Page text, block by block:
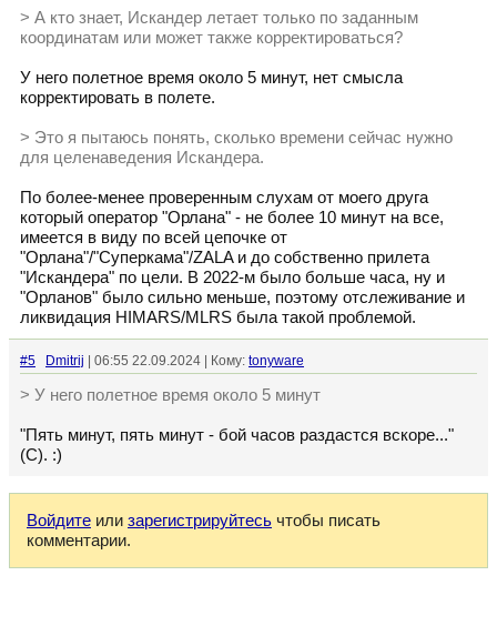
> А кто знает, Искандер летает только по заданным
координатам или может также корректироваться?
У него полетное время около 5 минут, нет смысла
корректировать в полете.
> Это я пытаюсь понять, сколько времени сейчас нужно
для целенаведения Искандера.
По более-менее проверенным слухам от моего друга
который оператор "Орлана" - не более 10 минут на все,
имеется в виду по всей цепочке от
"Орлана"/"Суперкама"/ZALA и до собственно прилета
"Искандера" по цели. В 2022-м было больше часа, ну и
"Орланов" было сильно меньше, поэтому отслеживание и
ликвидация HIMARS/MLRS была такой проблемой.
#5 Dmitrij | 06:55 22.09.2024 | Кому: tonyware
> У него полетное время около 5 минут
"Пять минут, пять минут - бой часов раздастся вскоре..."
(С). :)
Войдите или зарегистрируйтесь чтобы писать
комментарии.